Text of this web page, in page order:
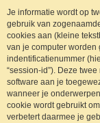
Je informatie wordt op
gebruik van
cookies aan (kleine
van je computer worden
indentificatienummer
“session-id”). Deze
software aan je
wanneer je
cookie wordt gebruikt
verbetert daarmee je